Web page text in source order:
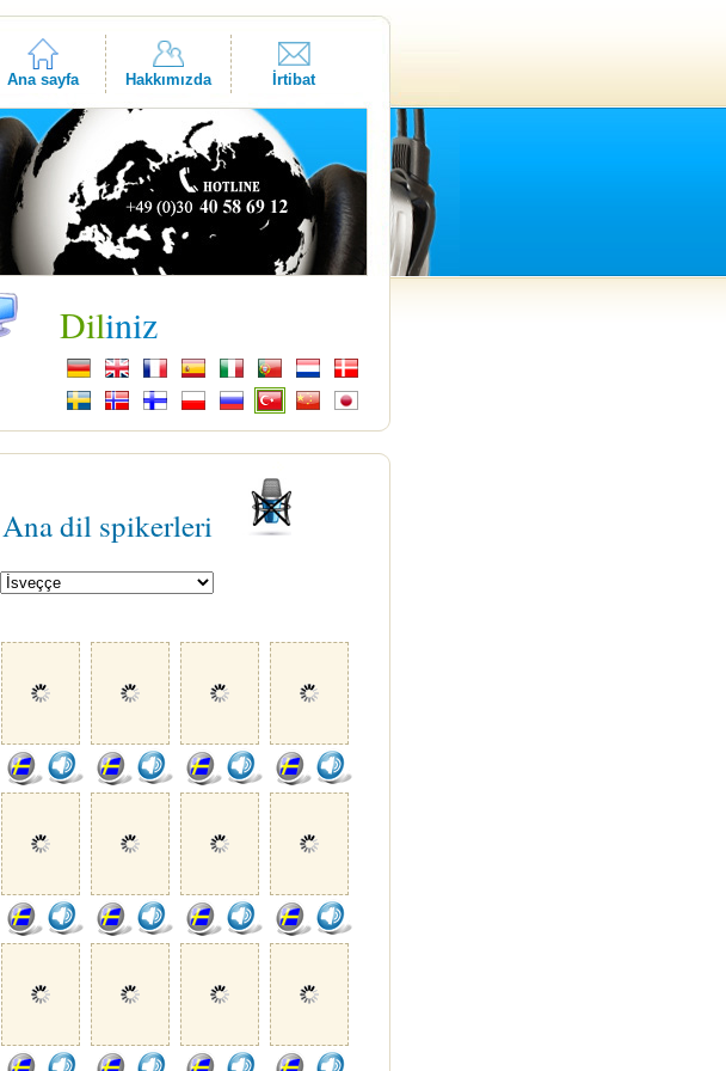
Ana sayfa Hakkımızda İrtibat
Diliniz
Ana dil spikerleri